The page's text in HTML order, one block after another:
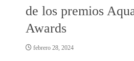
de los premios
Awards
febrero 28, 2024